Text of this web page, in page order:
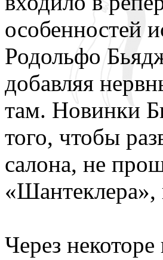
особенностей
Родольфо
добавляя
там. Новинки
того, чтобы
салона, не
«Шантеклера»,
Через